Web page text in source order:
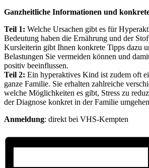
Ganzheitliche Informationen und
Teil 1: Welche Ursachen gibt es für
Bedeutung haben die Ernährung und der
Kursleiterin gibt Ihnen konkrete Tipps dazu
Belastungen Sie vermeiden können und
positiv beeinflussen.
Teil 2: Ein hyperaktives Kind ist zudem oft
ganze Familie. Sie erhalten zahlreiche
welche Möglichkeiten es gibt, Stress zu
der Diagnose konkret in der Familie
Anmeldung: direkt bei VHS-Kempten